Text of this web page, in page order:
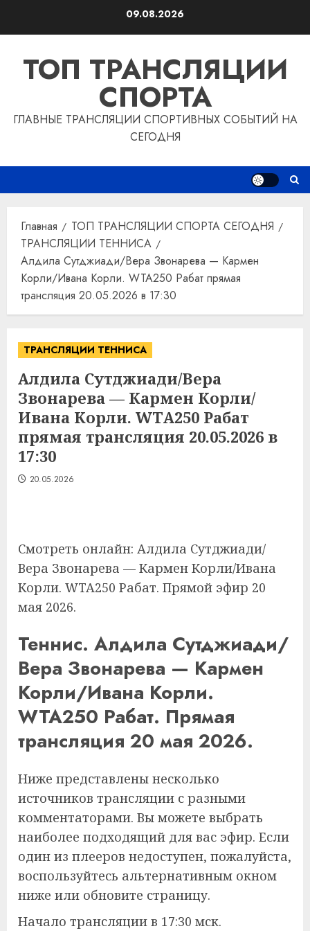
09.08.2026
ТОП ТРАНСЛЯЦИИ
СПОРТА
ГЛАВНЫЕ ТРАНСЛЯЦИИ СПОРТИВНЫХ СОБЫТИЙ НА
СЕГОДНЯ
Главная
ТОП ТРАНСЛЯЦИИ СПОРТА СЕГОДНЯ
ТРАНСЛЯЦИИ ТЕННИСА
Алдила Сутджиади/Вера Звонарева — Кармен
Корли/Ивана Корли. WTA250 Рабат прямая
трансляция 20.05.2026 в 17:30
ТРАНСЛЯЦИИ ТЕННИСА
Алдила Сутджиади/Вера
Звонарева — Кармен Корли/
Ивана Корли. WTA250 Рабат
прямая трансляция 20.05.2026 в
17:30
20.05.2026
Смотреть онлайн: Алдила Сутджиади/
Вера Звонарева — Кармен Корли/Ивана
Корли. WTA250 Рабат. Прямой эфир 20
мая 2026.
Теннис. Алдила Сутджиади/
Вера Звонарева — Кармен
Корли/Ивана Корли.
WTA250 Рабат. Прямая
трансляция 20 мая 2026.
Ниже представлены несколько
источников трансляции с разными
комментаторами. Вы можете выбрать
наиболее подходящий для вас эфир. Если
один из плееров недоступен, пожалуйста,
воспользуйтесь альтернативным окном
ниже или обновите страницу.
Начало трансляции в 17:30 мск.